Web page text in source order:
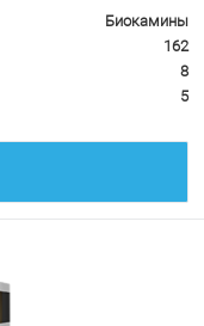
Биокамины
162
8
5